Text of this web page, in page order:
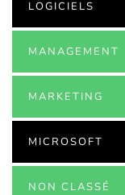
LOGICIELS
MANAGEMENT
MARKETING
MICROSOFT
NON CLASSÉ